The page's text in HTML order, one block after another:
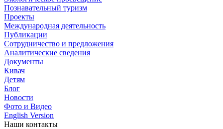
Познавательный туризм
Проекты
Международная деятельность
Публикации
Сотрудничество и предложения
Аналитические сведения
Документы
Кивач
Детям
Блог
Новости
Фото и Видео
English Version
Наши контакты